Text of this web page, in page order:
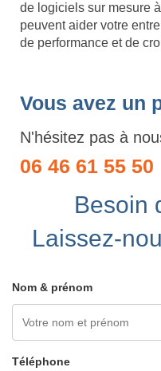
de logiciels sur mesure
peuvent aider votre
de performance et de
Vous avez un
N'hésitez pas à
06 46 61 55 50
Besoin
Laissez-
Nom & prénom
Téléphone